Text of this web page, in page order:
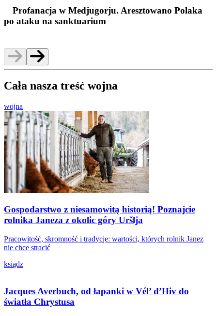
Profanacja w Medjugorju. Aresztowano Polaka
po ataku na sanktuarium
Cała nasza treść wojna
wojna
Gospodarstwo z niesamowitą historią! Poznajcie
rolnika Janeza z okolic góry Uršlja
Pracowitość, skromność i tradycje: wartości, których rolnik Janez
nie chce stracić
ksiądz
Jacques Averbuch, od łapanki w Vél’ d’Hiv do
światła Chrystusa